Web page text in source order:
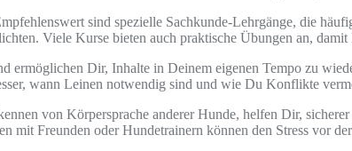
sind spezielle Sachkunde-Lehrgänge, die
Viele Kurse bieten auch praktische Übungen an,
ermöglichen Dir, Inhalte in Deinem eigenen Tempo zu
wann Leinen notwendig sind und wie Du Konflikte
von Körpersprache anderer Hunde, helfen Dir,
mit Freunden oder Hundetrainern können den Stress vor